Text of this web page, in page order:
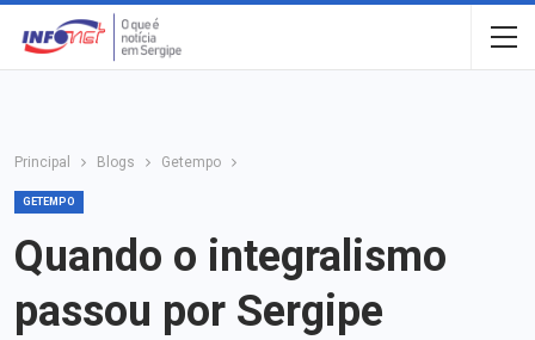
Principal Blogs Getempo
GETEMPO
Quando o integralismo
passou por Sergipe